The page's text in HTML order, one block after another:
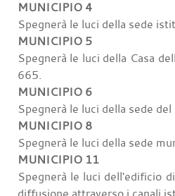
MUNICIPIO 4
Spegnerà le luci della sede
MUNICIPIO 5
Spegnerà le luci della Casa
665.
MUNICIPIO 6
Spegnerà le luci della sede
MUNICIPIO 8
Spegnerà le luci della sede
MUNICIPIO 11
Spegnerà le luci dell'edificio